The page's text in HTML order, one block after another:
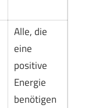
Alle, die
eine
positive
Energie
benötigen